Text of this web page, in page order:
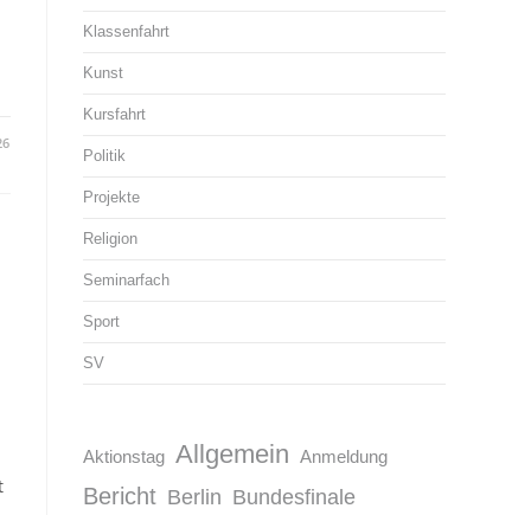
Klassenfahrt
Kunst
Kursfahrt
Politik
Projekte
Religion
Seminarfach
Sport
SV
Aktionstag Allgemein Anmeldung
Bericht Berlin Bundesfinale